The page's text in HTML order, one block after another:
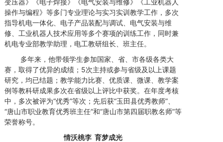
操作与编程》等多门专业理论与实习实训教学工作，多次
指导机电一体化、电子产品装配与调试、电气安装与维
修、工业机器人技术应用等多个赛项的训练工作，同时兼
机电专业部教学助理，电工教研组长、班主任。
多年来，他带领学生参加国家、省、市各级各类大
赛，取得了优异的成绩；5次主持或参与省级及以上课题
研究，均已结题；教学能力比赛、优质课、微课、教学案
例等教科研成果多次在省级以上评比中获奖。在年度考核
中，多次被评为“优秀”等次；先后获“玉田县优秀教师”、
“唐山市职业教育优秀班主任”和“唐山市第四届职教名师”等
荣誉称号。
情沃桃李 育梦成光